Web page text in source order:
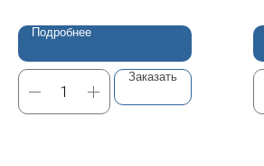
Подробнее
Заказать